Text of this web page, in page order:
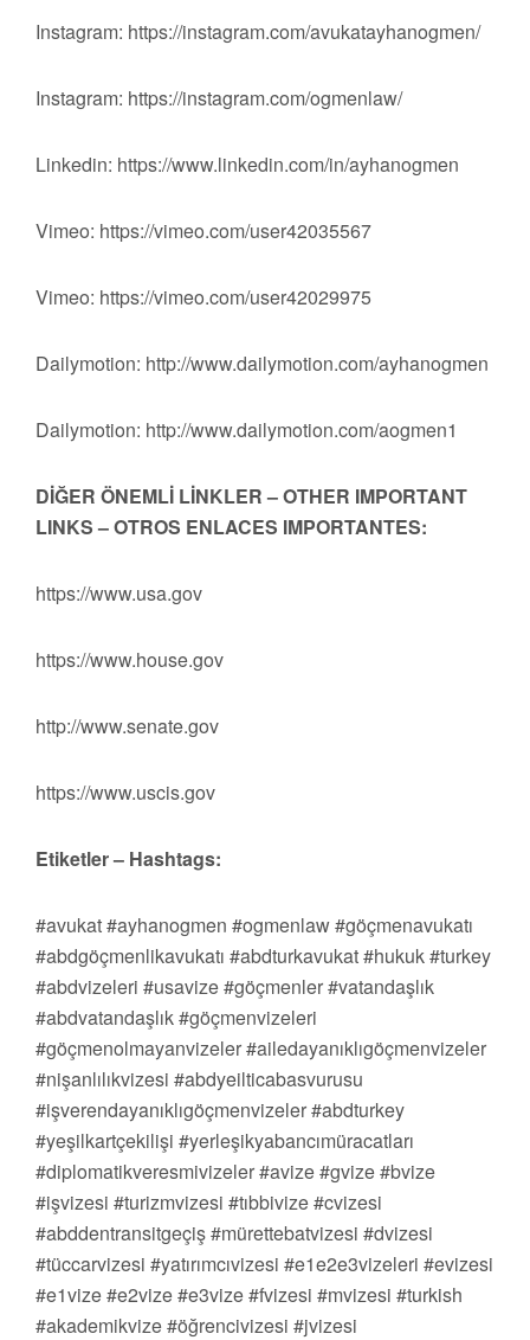
Instagram: https://instagram.com/avukatayhanogmen/
Instagram: https://instagram.com/ogmenlaw/
Linkedin: https://www.linkedin.com/in/ayhanogmen
Vimeo: https://vimeo.com/user42035567
Vimeo: https://vimeo.com/user42029975
Dailymotion: http://www.dailymotion.com/ayhanogmen
Dailymotion: http://www.dailymotion.com/aogmen1
DİĞER ÖNEMLİ LİNKLER – OTHER IMPORTANT
LINKS – OTROS ENLACES IMPORTANTES:
https://www.usa.gov
https://www.house.gov
http://www.senate.gov
https://www.uscis.gov
Etiketler – Hashtags:
#avukat #ayhanogmen #ogmenlaw #göçmenavukatı
#abdgöçmenlikavukatı #abdturkavukat #hukuk #turkey
#abdvizeleri #usavize #göçmenler #vatandaşlık
#abdvatandaşlık #göçmenvizeleri
#göçmenolmayanvizeler #ailedayanıklıgöçmenvizeler
#nişanlılıkvizesi #abdyeilticabasvurusu
#işverendayanıklıgöçmenvizeler #abdturkey
#yeşilkartçekilişi #yerleşikyabancımüracatları
#diplomatikveresmivizeler #avize #gvize #bvize
#işvizesi #turizmvizesi #tıbbivize #cvizesi
#abddentransitgeçiş #mürettebatvizesi #dvizesi
#tüccarvizesi #yatırımcıvizesi #e1e2e3vizeleri #evizesi
#e1vize #e2vize #e3vize #fvizesi #mvizesi #turkish
#akademikvize #öğrencivizesi #jvizesi